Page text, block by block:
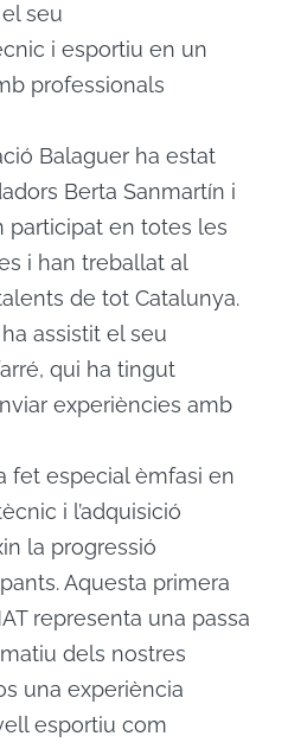
seu
i esportiu en un
professionals
Balaguer ha estat
Berta Sanmartín i
participat en totes les
i han treballat al
de tot Catalunya.
assistit el seu
qui ha tingut
experiències amb
fet especial èmfasi en
i l’adquisició
la progressió
Aquesta primera
representa una passa
dels nostres
una experiència
esportiu com